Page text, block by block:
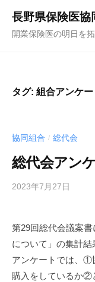
長野県保険医協
開業保険医の明日を拓
タグ: 組合アンケー
協同組合 / 総代会
総代会アン
2023年7月27日
u
n
a
k
第29回総代会議案
について」の集計結
アンケートでは、
購入をしているか